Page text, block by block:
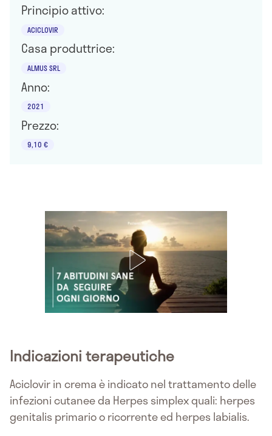
Principio attivo:
ACICLOVIR
Casa produttrice:
ALMUS SRL
Anno:
2021
Prezzo:
9,10 €
Indicazioni terapeutiche
Aciclovir in crema è indicato nel trattamento delle
infezioni cutanee da Herpes simplex quali: herpes
genitalis primario o ricorrente ed herpes labialis.